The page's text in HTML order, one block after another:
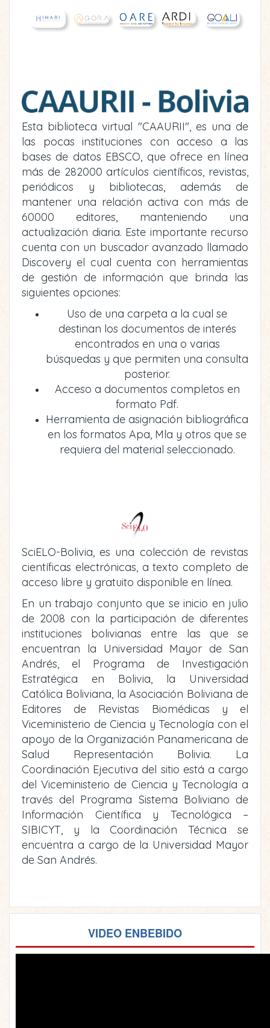
Esta biblioteca virtual "CAAURII", es una de
las pocas instituciones con acceso a las
bases de datos EBSCO, que ofrece en línea
más de 282000 artículos científicos, revistas,
periódicos y bibliotecas, además de
mantener una relación activa con más de
60000 editores, manteniendo una
actualización diaria. Este importante recurso
cuenta con un buscador avanzado llamado
Discovery el cual cuenta con herramientas
de gestión de información que brinda las
siguientes opciones:
Uso de una carpeta a la cual se
destinan los documentos de interés
encontrados en una o varias
búsquedas y que permiten una consulta
posterior.
Acceso a documentos completos en
formato Pdf.
Herramienta de asignación bibliográfica
en los formatos Apa, Mla y otros que se
requiera del material seleccionado.
SciELO-Bolivia, es una colección de revistas
científicas electrónicas, a texto completo de
acceso libre y gratuito disponible en línea.
En un trabajo conjunto que se inicio en julio
de 2008 con la participación de diferentes
instituciones bolivianas entre las que se
encuentran la Universidad Mayor de San
Andrés, el Programa de Investigación
Estratégica en Bolivia, la Universidad
Católica Boliviana, la Asociación Boliviana de
Editores de Revistas Biomédicas y el
Viceministerio de Ciencia y Tecnología con el
apoyo de la Organización Panamericana de
Salud Representación Bolivia. La
Coordinación Ejecutiva del sitio está a cargo
del Viceministerio de Ciencia y Tecnología a
través del Programa Sistema Boliviano de
Información Científica y Tecnológica –
SIBICYT, y la Coordinación Técnica se
encuentra a cargo de la Universidad Mayor
de San Andrés.
VIDEO ENBEBIDO